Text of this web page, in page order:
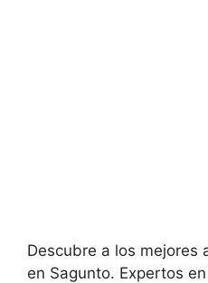
Descubre a los mejores
en Sagunto. Expertos